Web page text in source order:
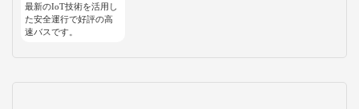
最新のIoT技術を活用し
た安全運行で好評の高
速バスです。